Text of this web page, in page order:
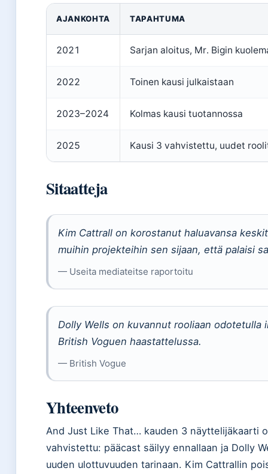
AJANKOHTA TAPAHTUMA
2021 Sarjan aloitus, Mr. Bigin
2022 Toinen kausi julkaistaan
2023–2024 Kolmas kausi tuotannossa
2025 Kausi 3 vahvistettu, uudet
Sitaatteja
Kim Cattrall on korostanut haluavansa
muihin projekteihin sen sijaan, että palaisi
— Useita mediateitse raportoitu
Dolly Wells on kuvannut rooliaan odotetulla
British Voguen haastattelussa.
— British Vogue
Yhteenveto
And Just Like That… kauden 3 näyttelijäkaarti
vahvistettu: pääcast säilyy ennallaan ja Dolly
uuden ulottuvuuden tarinaan. Kim Cattrallin